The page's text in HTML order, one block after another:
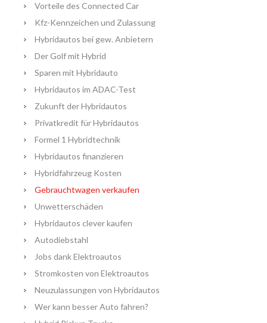
Vorteile des Connected Car
Kfz-Kennzeichen und Zulassung
Hybridautos bei gew. Anbietern
Der Golf mit Hybrid
Sparen mit Hybridauto
Hybridautos im ADAC-Test
Zukunft der Hybridautos
Privatkredit für Hybridautos
Formel 1 Hybridtechnik
Hybridautos finanzieren
Hybridfahrzeug Kosten
Gebrauchtwagen verkaufen
Unwetterschäden
Hybridautos clever kaufen
Autodiebstahl
Jobs dank Elektroautos
Stromkosten von Elektroautos
Neuzulassungen von Hybridautos
Wer kann besser Auto fahren?